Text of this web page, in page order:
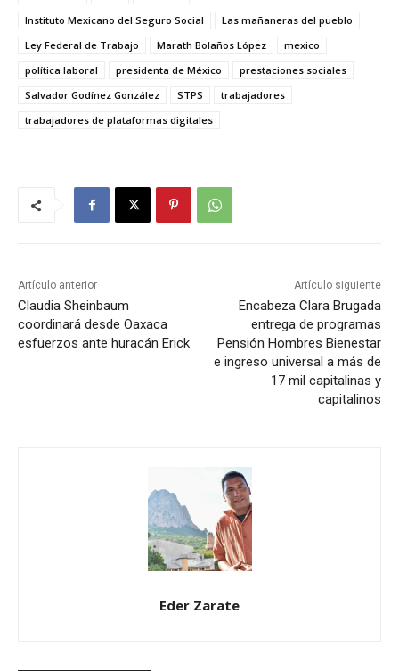
Instituto Mexicano del Seguro Social
Las mañaneras del pueblo
Ley Federal de Trabajo
Marath Bolaños López
mexico
política laboral
presidenta de México
prestaciones sociales
Salvador Godínez González
STPS
trabajadores
trabajadores de plataformas digitales
Artículo anterior
Claudia Sheinbaum
coordinará desde Oaxaca
esfuerzos ante huracán Erick
Artículo siguiente
Encabeza Clara Brugada
entrega de programas
Pensión Hombres Bienestar
e ingreso universal a más de
17 mil capitalinas y
capitalinos
Eder Zarate